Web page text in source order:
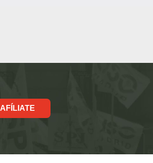
AFÍLIATE